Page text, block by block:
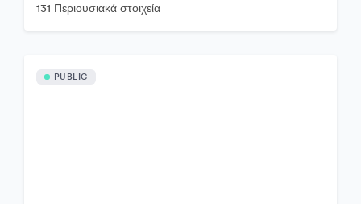
131 Περιουσιακά στοιχεία
PUBLIC